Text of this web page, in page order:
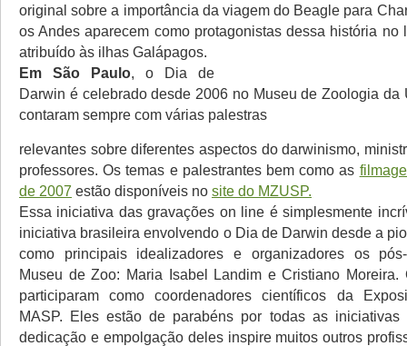
original sobre a importância da viagem do Beagle para
os Andes aparecem como protagonistas dessa história no
atribuído às ilhas Galápagos.
Em São Paulo , o Dia de
Darwin é celebrado desde 2006 no Museu de Zoologia da
contaram sempre com várias palestras
relevantes sobre diferentes aspectos do darwinismo,
professores. Os temas e palestrantes bem como as
de 2007 estão disponíveis no site do MZUSP.
Essa iniciativa das gravações on line é simplesmente
iniciativa brasileira envolvendo o Dia de Darwin desde a
como principais idealizadores e organizadores os
Museu de Zoo: Maria Isabel Landim e Cristiano Moreira.
participaram como coordenadores científicos da
MASP. Eles estão de parabéns por todas as iniciativas
dedicação e empolgação deles inspire muitos outros